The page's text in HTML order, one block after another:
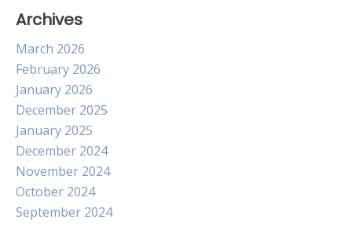
Archives
March 2026
February 2026
January 2026
December 2025
January 2025
December 2024
November 2024
October 2024
September 2024